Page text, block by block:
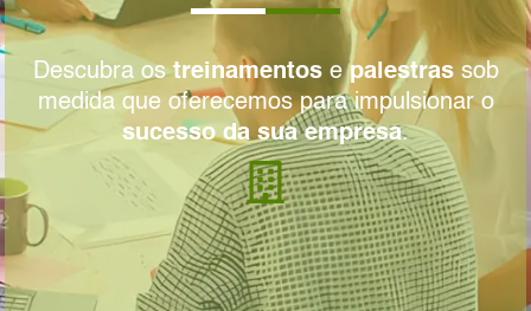
Descubra ostreinamentosepalestrassob
medida que oferecemos para impulsionar o
sucesso da sua empresa.